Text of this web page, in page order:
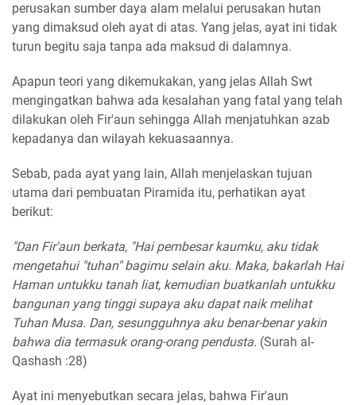
perusakan sumber daya alam melalui perusakan hutan
yang dimaksud oleh ayat di atas. Yang jelas, ayat ini tidak
turun begitu saja tanpa ada maksud di dalamnya.
Apapun teori yang dikemukakan, yang jelas Allah Swt
mengingatkan bahwa ada kesalahan yang fatal yang telah
dilakukan oleh Fir'aun sehingga Allah menjatuhkan azab
kepadanya dan wilayah kekuasaannya.
Sebab, pada ayat yang lain, Allah menjelaskan tujuan
utama dari pembuatan Piramida itu, perhatikan ayat
berikut:
"Dan Fir'aun berkata, "Hai pembesar kaumku, aku tidak
mengetahui "tuhan" bagimu selain aku. Maka, bakarlah Hai
Haman untukku tanah liat, kemudian buatkanlah untukku
bangunan yang tinggi supaya aku dapat naik melihat
Tuhan Musa. Dan, sesungguhnya aku benar-benar yakin
bahwa dia termasuk orang-orang pendusta. (Surah al-
Qashash :28)
Ayat ini menyebutkan secara jelas, bahwa Fir'aun